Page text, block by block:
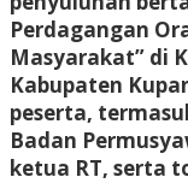
Perdagangan
Masyarakat” di
Kabupaten
peserta,
Badan
ketua RT, serta